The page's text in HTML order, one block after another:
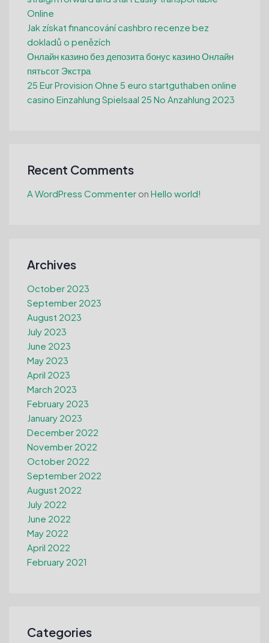
Online
Jak získat financování cashbro recenze bez
dokladů o penězích
Онлайн казино без депозита бонус казино Онлайн
пятьсот Экстра
25 Eur Provision Ohne 5 euro startguthaben online
casino Einzahlung Spielsaal 25 No Anzahlung 2023
Recent Comments
A WordPress Commenter on Hello world!
Archives
October 2023
September 2023
August 2023
July 2023
June 2023
May 2023
April 2023
March 2023
February 2023
January 2023
December 2022
November 2022
October 2022
September 2022
August 2022
July 2022
June 2022
May 2022
April 2022
February 2021
Categories